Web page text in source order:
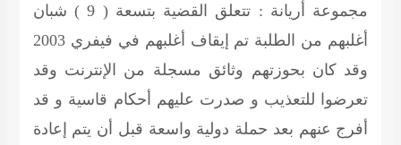
مجموعة أريانة : تتعلق القضية بتسعة ( 9 ) شبان
أغلبهم من الطلبة تم إيقاف أغلبهم في فيفري 2003
وقد كان بحوزتهم وثائق مسجلة من الإنترنت وقد
تعرضوا للتعذيب و صدرت عليهم أحكام قاسية و قد
أفرج عنهم بعد حملة دولية واسعة قبل أن يتم إعادة